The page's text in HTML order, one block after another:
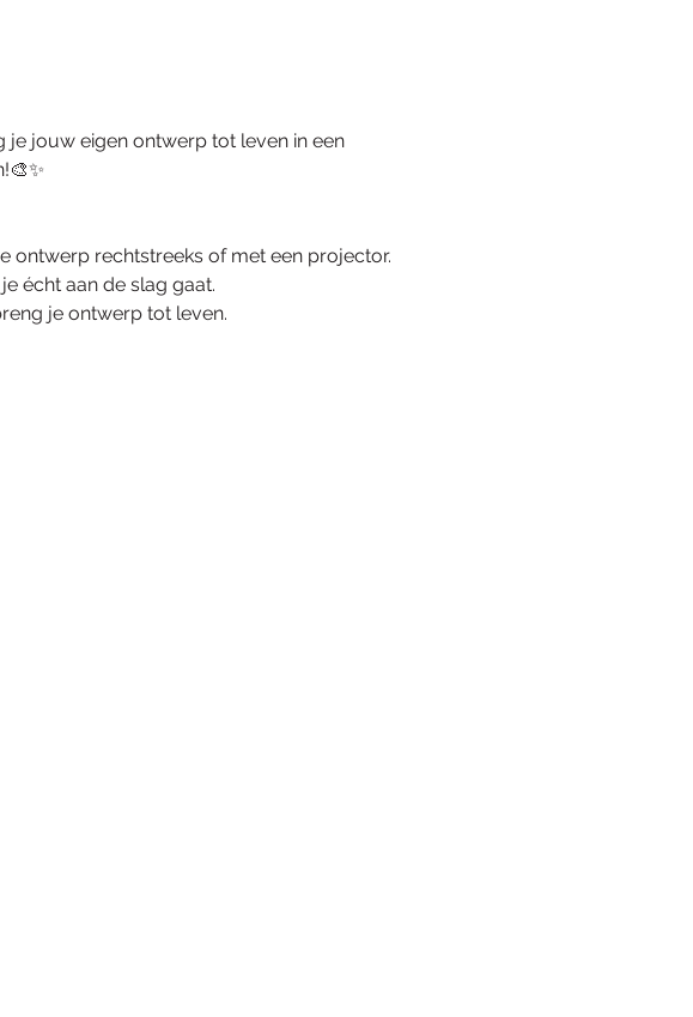
je jouw eigen ontwerp tot leven in een
ontwerp rechtstreeks of met een projector.
écht aan de slag gaat.
je ontwerp tot leven.